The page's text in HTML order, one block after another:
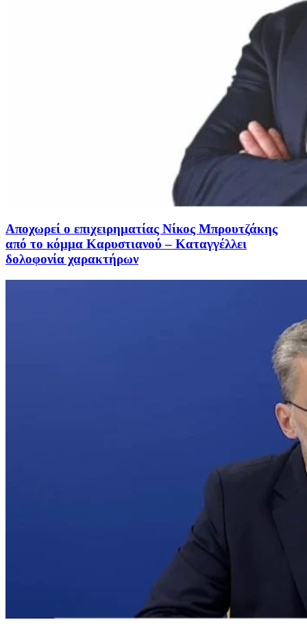
Αποχωρεί ο επιχειρηματίας Νίκος Μπρουτζάκης
από το κόμμα Καρυστιανού – Καταγγέλλει
δολοφονία χαρακτήρων